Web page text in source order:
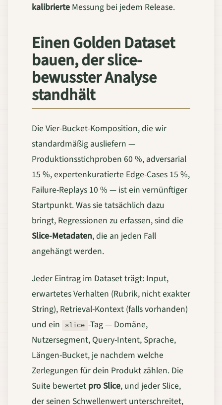
kalibrierte Messung bei jedem Release.
Einen Golden Dataset
bauen, der slice-
bewusster Analyse
standhält
Die Vier-Bucket-Komposition, die wir
standardmäßig ausliefern —
Produktionsstichproben 60 %, adversarial
15 %, expertenkuratierte Edge-Cases 15 %,
Failure-Replays 10 % — ist ein vernünftiger
Startpunkt. Was sie tatsächlich dazu
bringt, Regressionen zu erfassen, sind die
Slice-Metadaten, die an jeden Fall
angehängt werden.
Jeder Eintrag im Dataset trägt: Input,
erwartetes Verhalten (Rubrik, nicht exakter
String), Retrieval-Kontext (falls vorhanden)
und ein
slice -Tag — Domäne,
Nutzersegment, Query-Intent, Sprache,
Längen-Bucket, je nachdem welche
Zerlegungen für dein Produkt zählen. Die
Suite bewertet pro Slice, und jeder Slice,
der seinen Schwellenwert unterschreitet,